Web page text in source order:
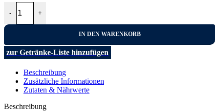
- +
IN DEN WARENKORB
zur Getränke-Liste hinzufügen
Beschreibung
Zusätzliche Informationen
Zutaten & Nährwerte
Beschreibung